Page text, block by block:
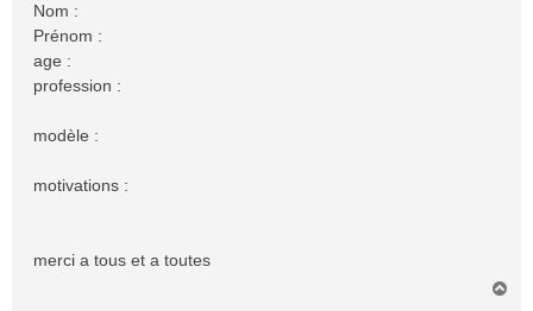
Nom :
Prénom :
age :
profession :
modèle :
motivations :
merci a tous et a toutes